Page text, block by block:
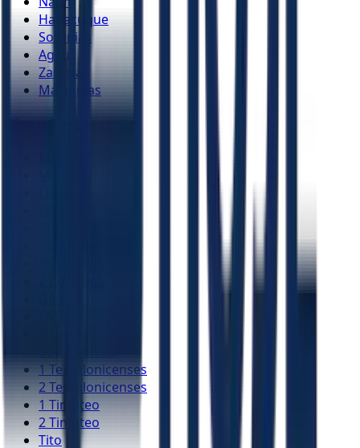
Habacuque
Sofonias
Ageu
Zacarias
Malaquias
1 Tessalonicenses
2 Tessalonicenses
1 Timóteo
2 Timóteo
Tito